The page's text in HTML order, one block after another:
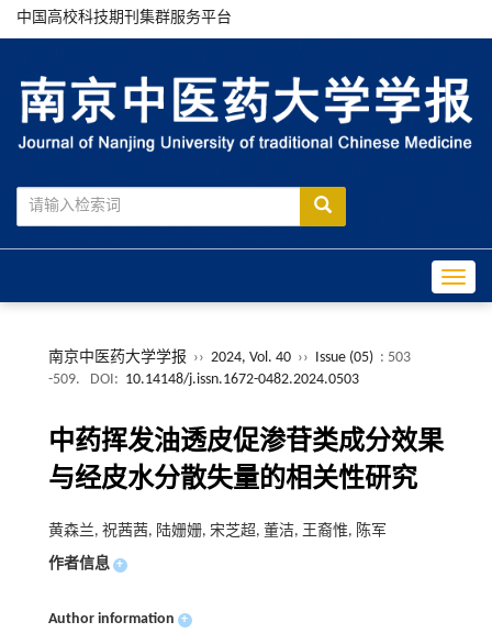
中国高校科技期刊集群服务平台
南京中医药大学学报 ›› 2024, Vol. 40 ›› Issue (05) : 503
-509.
DOI: 10.14148/j.issn.1672-0482.2024.0503
中药挥发油透皮促渗苷类成分效果
与经皮水分散失量的相关性研究
黄森兰, 祝茜茜, 陆姗姗, 宋芝超, 董洁, 王裔惟, 陈军
作者信息 +
Author information +